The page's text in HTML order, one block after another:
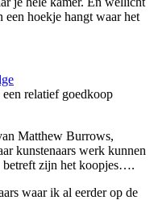
hoekje hangt waar het
relatief goedkoop
Matthew Burrows,
kunstenaars werk kunnen
betreft zijn het koopjes….
waar ik al eerder op de